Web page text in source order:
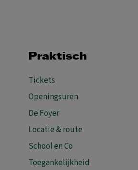
Praktisch
Tickets
Openingsuren
De Foyer
Locatie & route
School en Co
Toegankelijkheid